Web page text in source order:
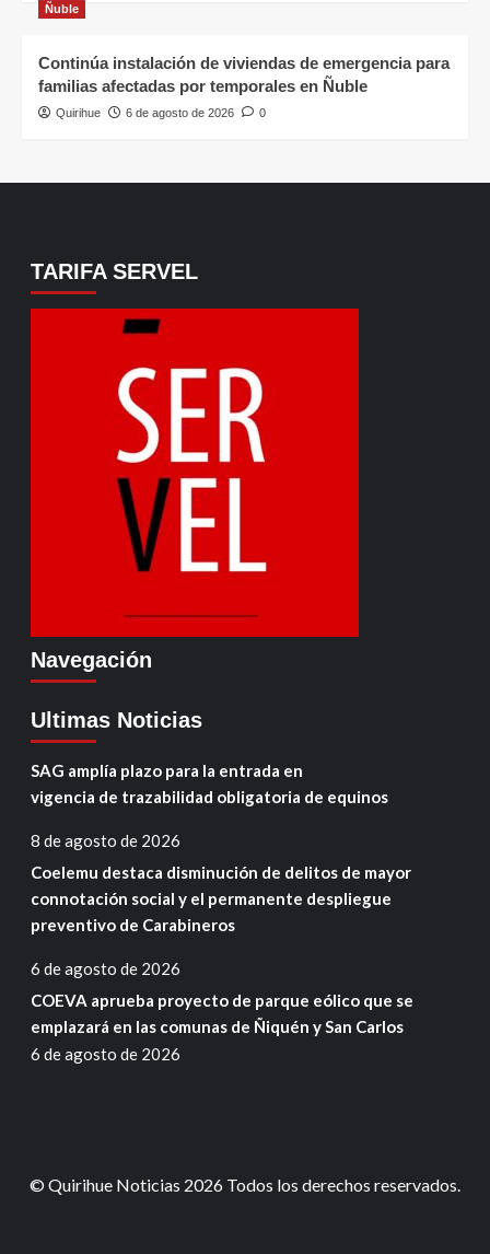
Ñuble
Continúa instalación de viviendas de emergencia para
familias afectadas por temporales en Ñuble
Quirihue 6 de agosto de 2026 0
TARIFA SERVEL
Navegación
Ultimas Noticias
SAG amplía plazo para la entrada en
vigencia de trazabilidad obligatoria de equinos
8 de agosto de 2026
Coelemu destaca disminución de delitos de mayor
connotación social y el permanente despliegue
preventivo de Carabineros
6 de agosto de 2026
COEVA aprueba proyecto de parque eólico que se
emplazará en las comunas de Ñiquén y San Carlos
6 de agosto de 2026